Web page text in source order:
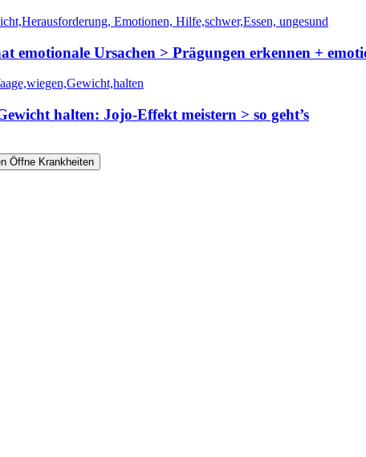
emotionale Ursachen > Prägungen erkennen +
halten: Jojo-Effekt meistern > so geht’s
Öffne Krankheiten